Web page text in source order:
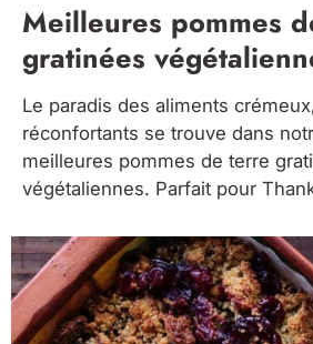
Meilleures pommes
gratinées
Le paradis des aliments
réconfortants se trouve dans
meilleures pommes de terre
végétaliennes. Parfait pour
Consultez également notre
superaliments! Ingrédients: -3
de terre, tranchées -1...